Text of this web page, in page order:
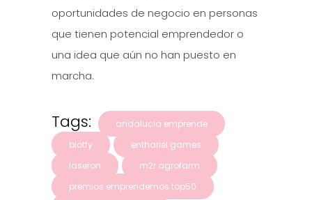
oportunidades de negocio en personas
que tienen potencial emprendedor o
una idea que aún no han puesto en
marcha.
Tags:
andalucia emprende
biotfy
enthariel games
laseron
m2r agrofarm
premios emprendemos top50